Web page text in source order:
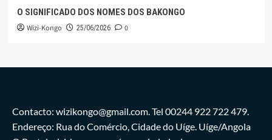
O SIGNIFICADO DOS NOMES DOS BAKONGO
Wizi-Kongo 25/06/2026 0
Contacto: wizikongo@gmail.com. Tel 00244 922 722 479.
Endereço: Rua do Comércio, Cidade do Uíge. Uíge/Angola